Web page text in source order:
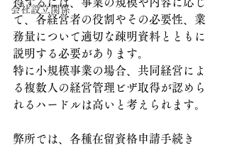
会社設立関係
て、各経営者の役割やその必要性、業
務量について適切な疎明資料とともに
説明する必要があります。
特に小規模事業の場合、共同経営によ
る複数人の経営管理ビザ取得が認めら
れるハードルは高いと考えられます。
弊所では、各種在留資格申請手続き